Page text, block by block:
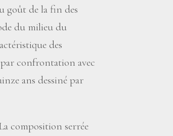
goût de la fin des
du milieu du
des
confrontation avec
ans dessiné par
composition serrée